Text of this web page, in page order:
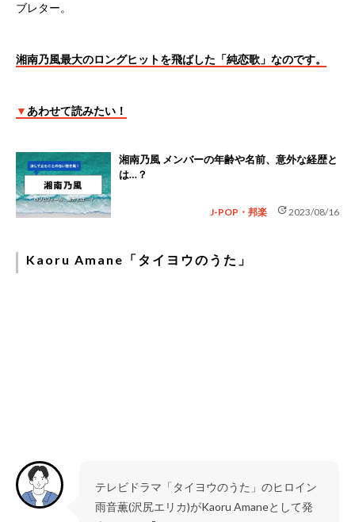
ブレター。
湘南乃風最大のロングヒットを飛ばした「純恋歌」なのです。
▼ あわせて読みたい！
湘南乃風 メンバーの年齢や名前、意外な経歴と
は…？
J-POP・邦楽 update2023/08/16
Kaoru Amane「タイヨウのうた」
テレビドラマ「タイヨウのうた」のヒロイン
雨音薫(沢尻エリカ)がKaoru Amaneとして発